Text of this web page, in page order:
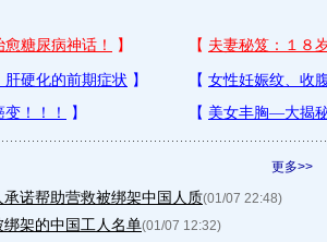
更多>>
诺帮助营救被绑架中国人质(01/07 22:48)
架的中国工人名单(01/07 12:32)